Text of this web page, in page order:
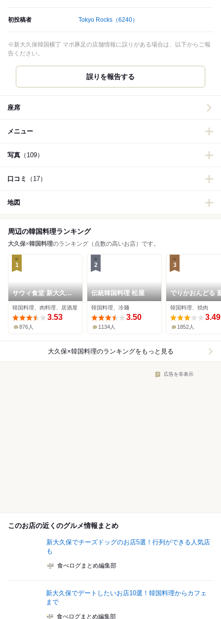
初投稿者 Tokyo Rocks （6240）
※新大久保韓国横丁 マポ豚足の店舗情報に誤りがある場合は、以下からご報
告ください。
誤りを報告する
座席
メニュー
写真 （109）
口コミ （17）
地図
周辺の韓国料理ランキング
大久保×韓国料理のランキング（点数の高いお店）です。
1
サウィ食堂 新大久保2
号店
韓国料理、肉料理、居酒屋
3.53
876人
2
伝統韓国料理 松屋
韓国料理、冷麺
3.50
1134人
3
でりかおんどる
久保本店
韓国料理、焼肉
3.49
1852人
大久保×韓国料理のランキングをもっと見る
広告を非表示
このお店の近くのグルメ情報まとめ
新大久保でチーズドッグのお店5選！行列ができる人気店
も
食べログまとめ編集部
新大久保でデートしたいお店10選！韓国料理からカフェ
まで
食べログまとめ編集部